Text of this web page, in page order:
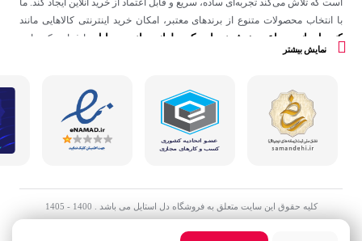
است که تلاش می‌کند تجربه‌ای ساده، سریع و قابل اعتماد از خرید آنلاین ایجاد کند. ما
با انتخاب محصولات متنوع از برندهای معتبر، امکان خرید اینترنتی کالاهایی مانند
کنسول بازی ساعت هوشمند اسپیکر ولوازم جانبی موبایل
را فراهم کرده‌ایم.
در دل استایل، تمرکز ما فقط روی فروش نیست؛ هدف ساختن تجربه‌ای است که
نمایش بیشتر
کلیه حقوق این سایت متعلق به فروشگاه دل استایل می باشد . 1400 - 1405